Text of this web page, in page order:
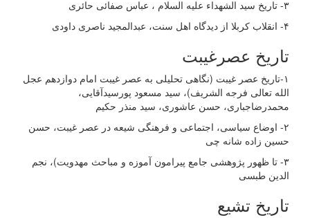
۳- تاریخ سید الشهداء علیه السلام ، عباس صفائی حائری
۴- انقلاب کربلا از دیدگاه اهل سنت، عبدالمجید ناصری داودی
تاریخ عصرغیبت
۱-تاریخ عصر غیبت (نگاهی تحلیلی به عصر غیبت امام دوازدهم عجل
الله تعالی فرجه الشریف)، سید مسعود پورسیدآقایی،
محمدرضاجباری، حسن عاشوری، سید منذر حکیم
۲- اوضاع سیاسی، اجتماعی و فرهنگی شیعه در عصر غیبت، حسن
حسین زاده شانه چی
۳- تا ظهور پژوهشی جامع پیرامون آموزه و مباحث مهدویت)، نجم
الدین طبسی
تاریخ تشیع